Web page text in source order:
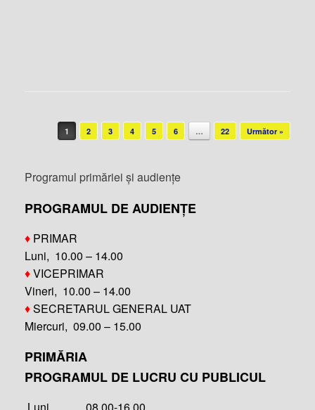
Post navigation
1 2 3 4 5 6 … 22 Următor »
Programul primăriei și audiențe
PROGRAMUL DE AUDIENȚE
♦ PRIMAR
Luni, 10.00 – 14.00
♦VICEPRIMAR
Vineri, 10.00 – 14.00
♦SECRETARUL GENERAL UAT
Miercuri, 09.00 – 15.00
PRIMĂRIA
PROGRAMUL DE LUCRU CU PUBLICUL